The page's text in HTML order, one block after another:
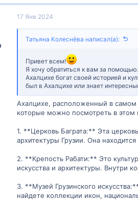
17 Янв 2024
Татьяна Колеснёва написал(а):
Привет всем!
Я хочу обратиться к вам за
Ахалцихе богат своей историей и
был в Ахалцихе или знает
Ахалцихе, расположенный в самом
которые можно посмотреть в этом
1. **Церковь Баграта:** Эта
архитектуры Грузии. Она
2. **Крепость Рабати:** Это
искусства и архитектуры. Внутри
3. **Музей Грузинского
найдете коллекции икон,